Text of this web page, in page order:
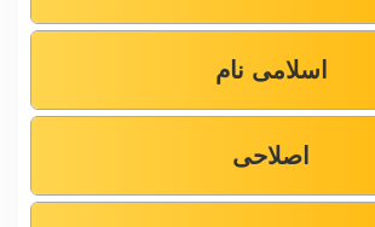
اسلامی نام
اصلاحی